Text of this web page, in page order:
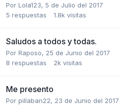
Por Lola123, 5 de Julio del 2017
5 respuestas 1.8k visitas
Saludos a todos y todas.
Por Raposo, 25 de Junio del 2017
8 respuestas 2k visitas
Me presento
Por pillaban22, 23 de Junio del 2017